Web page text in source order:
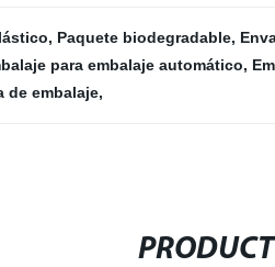
, Paquete biodegradable,
para embalaje automático,
de embalaje,